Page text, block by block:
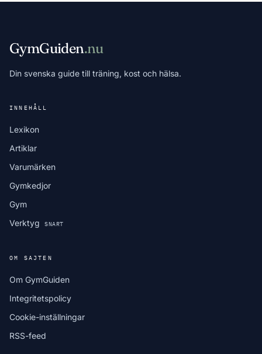
GymGuiden.nu
Din svenska guide till träning, kost och hälsa.
INNEHÅLL
Lexikon
Artiklar
Varumärken
Gymkedjor
Gym
Verktyg
SNART
OM SAJTEN
Om GymGuiden
Integritetspolicy
Cookie-inställningar
RSS-feed